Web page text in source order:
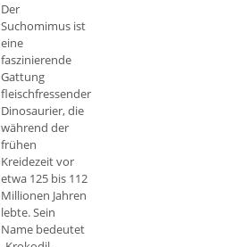
Der
Suchomimus ist
eine
faszinierende
Gattung
fleischfressender
Dinosaurier, die
während der
frühen
Kreidezeit vor
etwa 125 bis 112
Millionen Jahren
lebte. Sein
Name bedeutet